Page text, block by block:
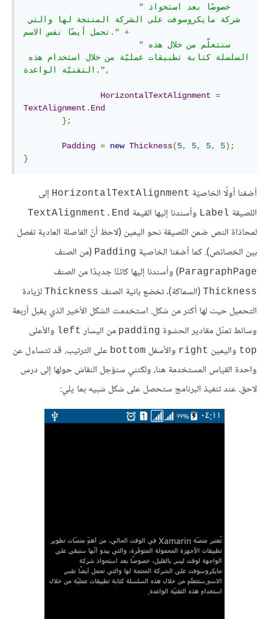
"خصوصًا بعد استحواذ
شركة مايكروسوفت على الشركة المنتجة لها والتي
تحمل أيضًا نفس الاسم." +
"سنتعلّم من خلال هذه
التقنيّة الواعدة.",
HorizontalTextAlignment =
TextAlignment . End
};
Padding = new Thickness(5, 5, 5, 5);
}
أضفنا أولًا الخاصيّة HorizontalTextAlignment إلى
اللصيقة Label وأسندنا إليها القيمة TextAlignment.End
لمحاذاة النص ضمن اللصيقة نحو اليمين (لاحظ أنّ الفاصلة العادية تفصل
بين الخصائص). كما أضفنا الخاصية Padding (من الصنف
ParagraphPage) وأسندنا إليها كائنًا جديدًا من الصنف
Thickness (السماكة). تخضع بانية الصنف Thickness لزيادة
التحميل حيث لها أكثر من شكل. استخدمت الشكل الأخير الذي يقبل أربعة
وسائط تمثّل مقادير الحشوة padding من اليسار left والأعلى
top واليمين right والأسفل bottom على الترتيب. قد تتساءل عن
واحدة القياس المستخدمة هنا، ولكنني سنؤجل النقاش حولها إلى درس
لاحق. عند تنفيذ البرنامج ستحصل على شكل شبيه بما يلي: